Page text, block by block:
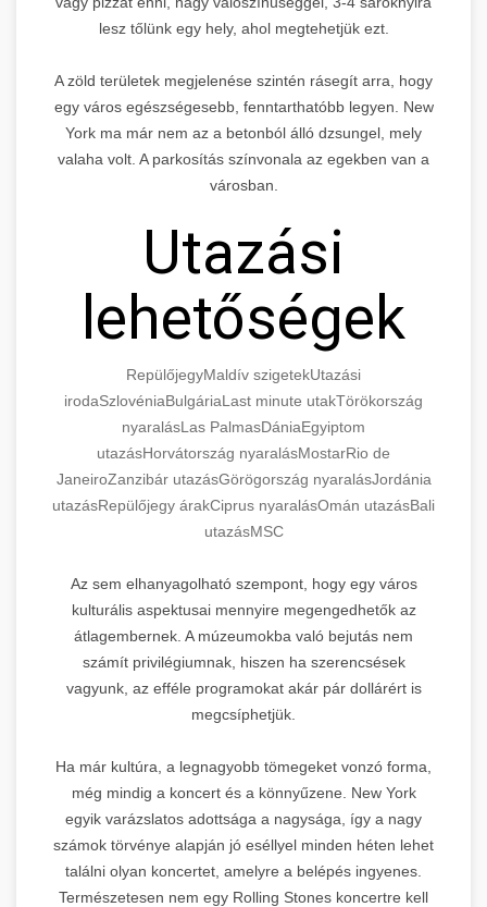
lesz tőlünk egy hely, ahol megtehetjük ezt.
A zöld területek megjelenése szintén rásegít arra, hogy
egy város egészségesebb, fenntarthatóbb legyen. New
York ma már nem az a betonból álló dzsungel, mely
valaha volt. A parkosítás színvonala az egekben van a
városban.
Utazási
lehetőségek
RepülőjegyMaldív szigetekUtazási
irodaSzlovéniaBulgáriaLast minute utakTörökország
nyaralásLas PalmasDániaEgyiptom
utazásHorvátország nyaralásMostarRio de
JaneiroZanzibár utazásGörögország nyaralásJordánia
utazásRepülőjegy árakCiprus nyaralásOmán utazásBali
utazásMSC
Az sem elhanyagolható szempont, hogy egy város
kulturális aspektusai mennyire megengedhetők az
átlagembernek. A múzeumokba való bejutás nem
számít privilégiumnak, hiszen ha szerencsések
vagyunk, az efféle programokat akár pár dollárért is
megcsíphetjük.
Ha már kultúra, a legnagyobb tömegeket vonzó forma,
még mindig a koncert és a könnyűzene. New York
egyik varázslatos adottsága a nagysága, így a nagy
számok törvénye alapján jó eséllyel minden héten lehet
találni olyan koncertet, amelyre a belépés ingyenes.
Természetesen nem egy Rolling Stones koncertre kell